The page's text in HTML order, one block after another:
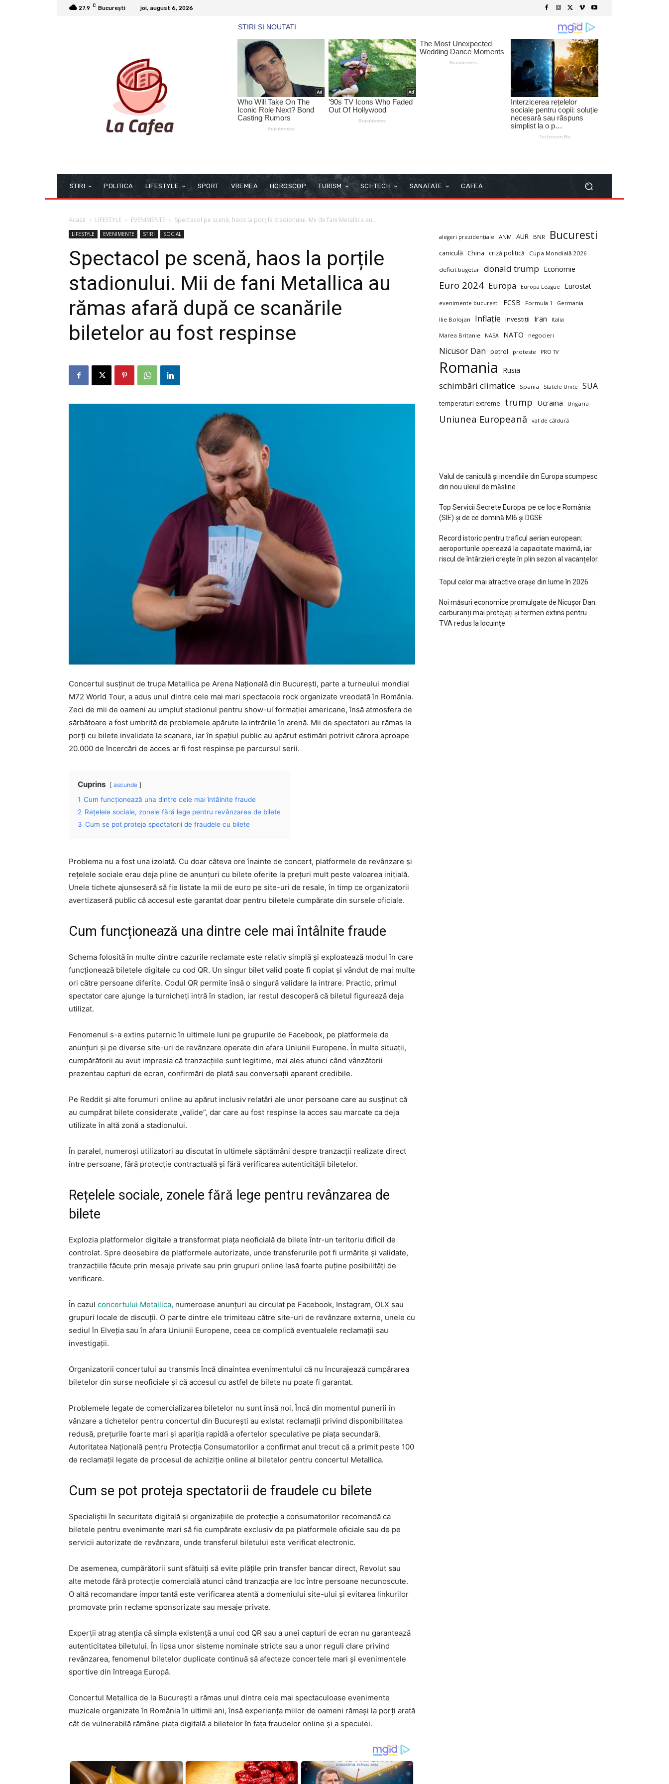
27.9 C București joi, august 6, 2026
STIRI POLITICA LIFESTYLE SPORT VREMEA HOROSCOP TURISM SCI-TECH SANATATE CAFEA
Acasă LIFESTYLE EVENIMENTE Spectacol pe scenă, haos la porțile stadionului. Mii de fani Metallica au...
LIFESTYLE EVENIMENTE STIRI SOCIAL
Spectacol pe scenă, haos la porțile
stadionului. Mii de fani Metallica au
rămas afară după ce scanările
biletelor au fost respinse
Concertul susținut de trupa Metallica pe Arena Națională din București, parte a turneului mondial
M72 World Tour, a adus unul dintre cele mai mari spectacole rock organizate vreodată în România.
Zeci de mii de oameni au umplut stadionul pentru show-ul formației americane, însă atmosfera de
sărbătoare a fost umbrită de problemele apărute la intrările în arenă. Mii de spectatori au rămas la
porți cu bilete invalidate la scanare, iar în spațiul public au apărut estimări potrivit cărora aproape
20.000 de încercări de acces ar fi fost respinse pe parcursul serii.
Cuprins ascunde
1 Cum funcționează una dintre cele mai întâlnite fraude
2 Rețelele sociale, zonele fără lege pentru revânzarea de bilete
3 Cum se pot proteja spectatorii de fraudele cu bilete
Problema nu a fost una izolată. Cu doar câteva ore înainte de concert, platformele de revânzare și
rețelele sociale erau deja pline de anunțuri cu bilete oferite la prețuri mult peste valoarea inițială.
Unele tichete ajunseseră să fie listate la mii de euro pe site-uri de resale, în timp ce organizatorii
avertizaseră public că accesul este garantat doar pentru biletele cumpărate din sursele oficiale.
Cum funcționează una dintre cele mai întâlnite fraude
Schema folosită în multe dintre cazurile reclamate este relativ simplă și exploatează modul în care
funcționează biletele digitale cu cod QR. Un singur bilet valid poate fi copiat și vândut de mai multe
ori către persoane diferite. Codul QR permite însă o singură validare la intrare. Practic, primul
spectator care ajunge la turnicheți intră în stadion, iar restul descoperă că biletul figurează deja
utilizat.
Fenomenul s-a extins puternic în ultimele luni pe grupurile de Facebook, pe platformele de
anunțuri și pe diverse site-uri de revânzare operate din afara Uniunii Europene. În multe situații,
cumpărătorii au avut impresia că tranzacțiile sunt legitime, mai ales atunci când vânzătorii
prezentau capturi de ecran, confirmări de plată sau conversații aparent credibile.
Pe Reddit și alte forumuri online au apărut inclusiv relatări ale unor persoane care au susținut că
au cumpărat bilete considerate „valide”, dar care au fost respinse la acces sau marcate ca deja
utilizate în altă zonă a stadionului.
În paralel, numeroși utilizatori au discutat în ultimele săptămâni despre tranzacții realizate direct
între persoane, fără protecție contractuală și fără verificarea autenticității biletelor.
Rețelele sociale, zonele fără lege pentru revânzarea de
bilete
Explozia platformelor digitale a transformat piața neoficială de bilete într-un teritoriu dificil de
controlat. Spre deosebire de platformele autorizate, unde transferurile pot fi urmărite și validate,
tranzacțiile făcute prin mesaje private sau prin grupuri online lasă foarte puține posibilități de
verificare.
În cazul concertului Metallica, numeroase anunțuri au circulat pe Facebook, Instagram, OLX sau
grupuri locale de discuții. O parte dintre ele trimiteau către site-uri de revânzare externe, unele cu
sediul în Elveția sau în afara Uniunii Europene, ceea ce complică eventualele reclamații sau
investigații.
Organizatorii concertului au transmis încă dinaintea evenimentului că nu încurajează cumpărarea
biletelor din surse neoficiale și că accesul cu astfel de bilete nu poate fi garantat.
Problemele legate de comercializarea biletelor nu sunt însă noi. Încă din momentul punerii în
vânzare a tichetelor pentru concertul din București au existat reclamații privind disponibilitatea
redusă, prețurile foarte mari și apariția rapidă a ofertelor speculative pe piața secundară.
Autoritatea Națională pentru Protecția Consumatorilor a confirmat anul trecut că a primit peste 100
de reclamații legate de procesul de achiziție online al biletelor pentru concertul Metallica.
Cum se pot proteja spectatorii de fraudele cu bilete
Specialiștii în securitate digitală și organizațiile de protecție a consumatorilor recomandă ca
biletele pentru evenimente mari să fie cumpărate exclusiv de pe platformele oficiale sau de pe
servicii autorizate de revânzare, unde transferul biletului este verificat electronic.
De asemenea, cumpărătorii sunt sfătuiți să evite plățile prin transfer bancar direct, Revolut sau
alte metode fără protecție comercială atunci când tranzacția are loc între persoane necunoscute.
O altă recomandare importantă este verificarea atentă a domeniului site-ului și evitarea linkurilor
promovate prin reclame sponsorizate sau mesaje private.
Experții atrag atenția că simpla existență a unui cod QR sau a unei capturi de ecran nu garantează
autenticitatea biletului. În lipsa unor sisteme nominale stricte sau a unor reguli clare privind
revânzarea, fenomenul biletelor duplicate continuă să afecteze concertele mari și evenimentele
sportive din întreaga Europă.
Concertul Metallica de la București a rămas unul dintre cele mai spectaculoase evenimente
muzicale organizate în România în ultimii ani, însă experiența miilor de oameni rămași la porți arată
cât de vulnerabilă rămâne piața digitală a biletelor în fața fraudelor online și a speculei.
alegeri prezidențiale ANM AUR BNR Bucuresti
caniculă China criză politică Cupa Mondială 2026
deficit bugetar donald trump Economie
Euro 2024 Europa Europa League Eurostat
evenimente bucuresti FCSB Formula 1 Germania
Ilie Bolojan Inflație investiții Iran Italia
Marea Britanie NASA NATO negocieri
Nicusor Dan petrol proteste PRO TV
Romania Rusia
schimbări climatice Spania Statele Unite SUA
temperaturi extreme trump Ucraina Ungaria
Uniunea Europeană val de căldură
Valul de caniculă și incendiile din Europa scumpesc
din nou uleiul de măsline
Top Servicii Secrete Europa: pe ce loc e România
(SIE) și de ce domină MI6 și DGSE
Record istoric pentru traficul aerian european:
aeroporturile operează la capacitate maximă, iar
riscul de întârzieri crește în plin sezon al vacanțelor
Topul celor mai atractive orașe din lume în 2026
Noi măsuri economice promulgate de Nicușor Dan:
carburanți mai protejați și termen extins pentru
TVA redus la locuințe